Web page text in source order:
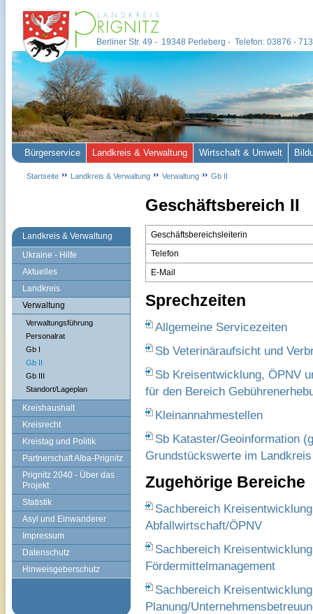
Landkreis & Verwaltung
Ukraine - Hilfe
Aktuelles
Landkreis
Verwaltung
Verwaltungsführung
Personalrat
Gb I
Gb II
Gb III
Standort/Lageplan
Kreishaushalt
Kreisrecht
Kreistag und Politik
Partnerschaft Alba-Prignitz
Prignitz 2040 - Über das
Projekt
Statistik
Asyl und Einwanderer
Impressum
Datenschutz
Hinweisgeberschutz
Geschäftsbereich II
Geschäftsbereichsleiterin
Telefon
E-Mail
Sprechzeiten
Allgemeine Servicezeiten
Sb Veterinäraufsicht und
Sb Kreisentwicklung, ÖPNV
für den Bereich
Kleinannahmestellen
Sb Kataster/Geoinformation
Grundstückswerte im
Zugehörige Bereiche
Sachbereich
Abfallwirtschaft/ÖPNV
Sachbereich
Fördermittelmanagement
Sachbereich
Planung/
Berliner Str. 49 - 19348 Perleberg - Telefon: 03876 -
Bürgerservice Landkreis & Verwaltung Wirtschaft & Umwelt
Startseite Landkreis & Verwaltung Verwaltung Gb II